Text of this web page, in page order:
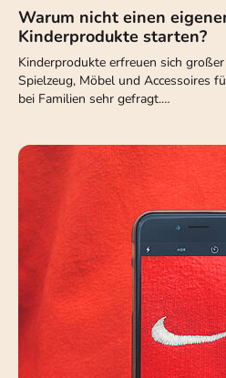
Warum nicht einen
Kinderprodukte starten?
Kinderprodukte erfreuen sich
Spielzeug, Möbel und Accessoires
bei Familien sehr gefragt.…